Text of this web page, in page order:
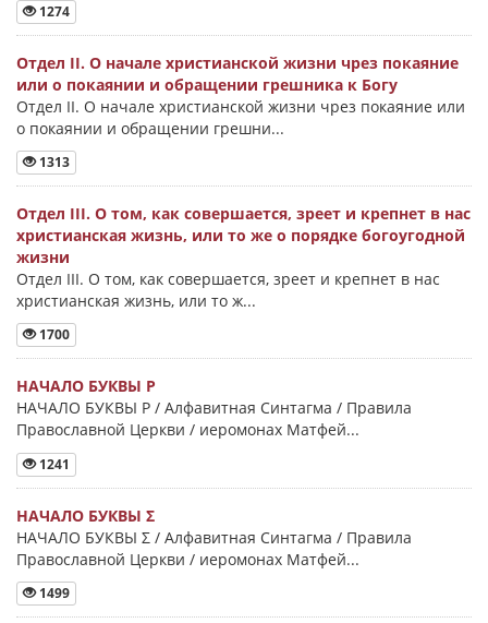
1274
Отдел II. О начале христианской жизни чрез покаяние
или о покаянии и обращении грешника к Богу
Отдел II. О начале христианской жизни чрез покаяние или
о покаянии и обращении грешни...
1313
Отдел III. О том, как совершается, зреет и крепнет в нас
христианская жизнь, или то же о порядке богоугодной
жизни
Отдел III. О том, как совершается, зреет и крепнет в нас
христианская жизнь, или то ж...
1700
НАЧАЛО БУКВЫ Ρ
НАЧАЛО БУКВЫ Ρ / Алфавитная Синтагма / Правила
Православной Церкви / иеромонах Матфей...
1241
НАЧАЛО БУКВЫ Σ
НАЧАЛО БУКВЫ Σ / Алфавитная Синтагма / Правила
Православной Церкви / иеромонах Матфей...
1499